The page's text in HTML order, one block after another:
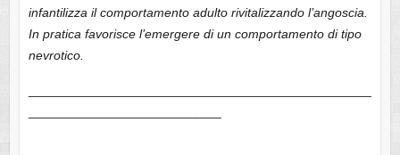
infantilizza il comportamento adulto rivitalizzando l’angoscia.
In pratica favorisce l’emergere di un comportamento di tipo
nevrotico.